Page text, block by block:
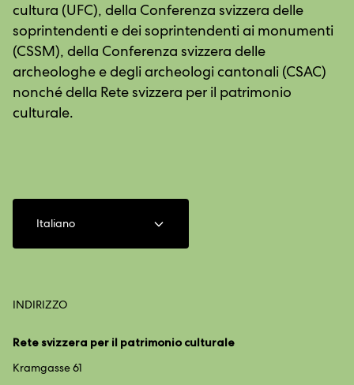
cultura (UFC), della Conferenza svizzera delle
soprintendenti e dei soprintendenti ai monumenti
(CSSM), della Conferenza svizzera delle
archeologhe e degli archeologi cantonali (CSAC)
nonché della Rete svizzera per il patrimonio
culturale.
Italiano
INDIRIZZO
Rete svizzera per il patrimonio culturale
Kramgasse 61